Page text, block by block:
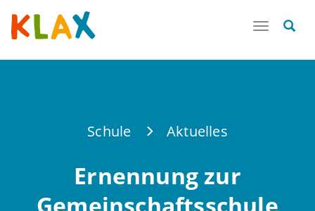
Toggle
Schule Aktuelles
Ernennung zur